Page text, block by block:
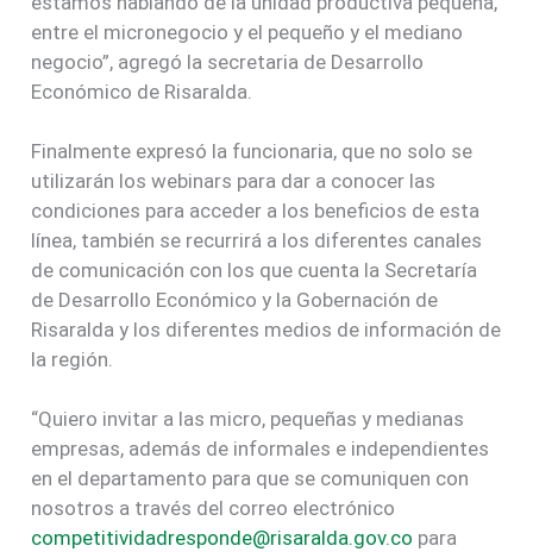
entre el micronegocio y el pequeño y el mediano
negocio”, agregó la secretaria de Desarrollo
Económico de Risaralda.
Finalmente expresó la funcionaria, que no solo se
utilizarán los webinars para dar a conocer las
condiciones para acceder a los beneficios de esta
línea, también se recurrirá a los diferentes canales
de comunicación con los que cuenta la Secretaría
de Desarrollo Económico y la Gobernación de
Risaralda y los diferentes medios de información de
la región.
“Quiero invitar a las micro, pequeñas y medianas
empresas, además de informales e independientes
en el departamento para que se comuniquen con
nosotros a través del correo electrónico
competitividadresponde@risaralda.gov.co para